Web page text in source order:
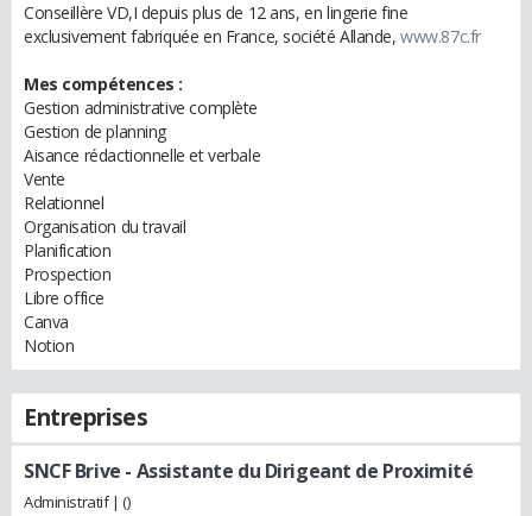
Conseillère VD,I depuis plus de 12 ans, en lingerie fine
exclusivement fabriquée en France, société Allande,www.87c.fr
Mes compétences :
Gestion administrative complète
Gestion de planning
Aisance rédactionnelle et verbale
Vente
Relationnel
Organisation du travail
Planification
Prospection
Libre office
Canva
Notion
Entreprises
SNCF Brive - Assistante du Dirigeant de Proximité
Administratif | ()